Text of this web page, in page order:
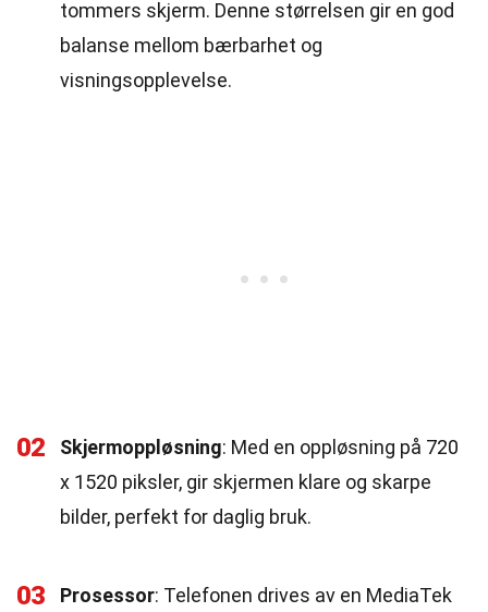
tommers skjerm. Denne størrelsen gir en god
balanse mellom bærbarhet og
visningsopplevelse.
02 Skjermoppløsning: Med en oppløsning på 720
x 1520 piksler, gir skjermen klare og skarpe
bilder, perfekt for daglig bruk.
03 Prosessor: Telefonen drives av en MediaTek